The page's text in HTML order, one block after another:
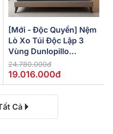
[Mới - Độc Quyền] Nệm
Lò Xo Túi Độc Lập 3
Vùng Dunlopillo
De.Stress Powerful
24.780.000đ
19.016.000đ
Cả